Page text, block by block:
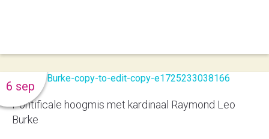
Pontificale hoogmis met kardinaal Raymond Leo
Burke
6 sep